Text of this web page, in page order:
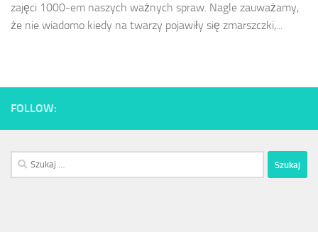
zajęci 1000-em naszych ważnych spraw. Nagle zauważamy,
że nie wiadomo kiedy na twarzy pojawiły się zmarszczki,...
FOLLOW:
Szukaj: